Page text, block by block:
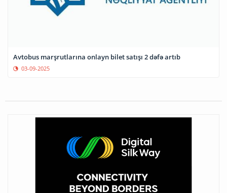
Avtobus marşrutlarına onlayn bilet satışı 2 dəfə artıb
03-09-2025